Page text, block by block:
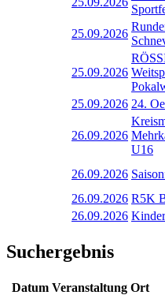
25.09.2026
25.09.2026
25.09.2026 24.
26.09.2026
U16
26.09.2026
26.09.2026 R5K
26.09.2026
Suchergebnis
Datum Veranstaltung Ort